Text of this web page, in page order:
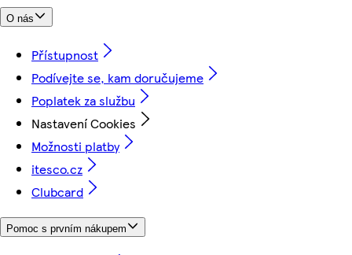
O nás
Přístupnost
Podívejte se, kam doručujeme
Poplatek za službu
Nastavení Cookies
Možnosti platby
itesco.cz
Clubcard
Pomoc s prvním nákupem